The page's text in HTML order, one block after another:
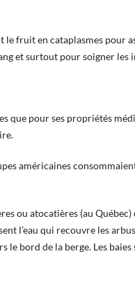
fruit en cataplasmes pour
et surtout pour soigner les
que pour ses propriétés
américaines
ou atocatières (au Québec)
l’eau qui recouvre les
bord de la berge. Les